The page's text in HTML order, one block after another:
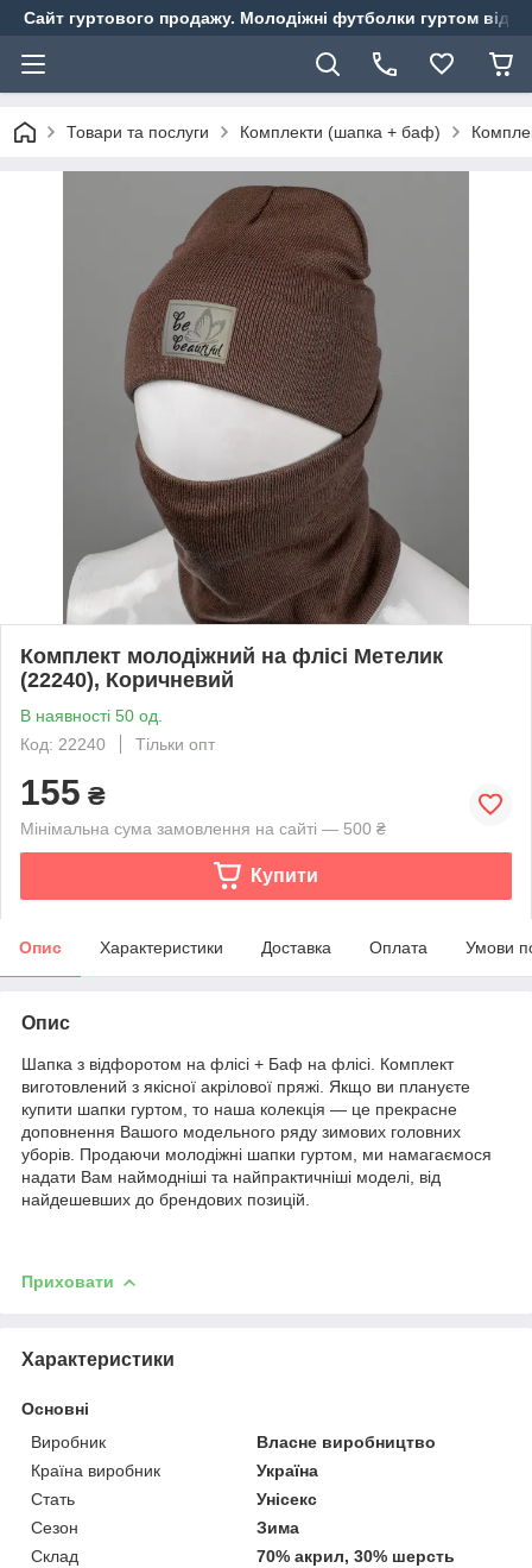
Сайт гуртового продажу. Молодіжні футболки гуртом від
Товари та послуги Комплекти (шапка + баф)
Комплект молодіжний на флісі Метелик
(22240), Коричневий
В наявності 50 од.
Код: 22240
Тільки опт
155 ₴
Мінімальна сума замовлення на сайті — 500 ₴
Купити
Опис Характеристики Доставка Оплата Умови
Опис
Шапка з відфоротом на флісі + Баф на флісі. Комплект
виготовлений з якісної акрілової пряжі. Якщо ви плануєте
купити шапки гуртом, то наша колекція — це прекрасне
доповнення Вашого модельного ряду зимових головних
уборів. Продаючи молодіжні шапки гуртом, ми намагаємося
надати Вам наймодніші та найпрактичніші моделі, від
найдешевших до брендових позицій.
Приховати
Характеристики
Основні
Виробник
Власне виробництво
Країна виробник
Україна
Стать
Унісекс
Сезон
Зима
Склад
70% акрил, 30% шерсть